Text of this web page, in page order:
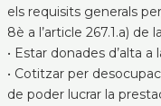
els requisits generals
8è a l’article 267.1.a) de
• Estar donades d’alta
• Cotitzar per
de poder lucrar la